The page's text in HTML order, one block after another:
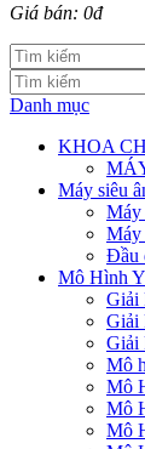
Giá bán: 0đ
Danh mục
KHOA
Máy siêu
Máy
Máy
Đầu
Mô Hình
Giải
Giải
Giải
Mô
Mô
Mô
Mô